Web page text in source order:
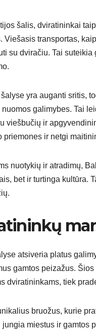
šalis, dviratininkai
Viešasis transportas,
su dviračiu. Tai
yra auganti sritis,
galimybes. Tai
viešbučių ir
priemones ir netgi
nuotykių ir atradimų,
bet ir turtinga kultūra.
atsiveria platus
gamtos peizažus.
dviratininkams, tiek
bruožus, kurie
miestus ir